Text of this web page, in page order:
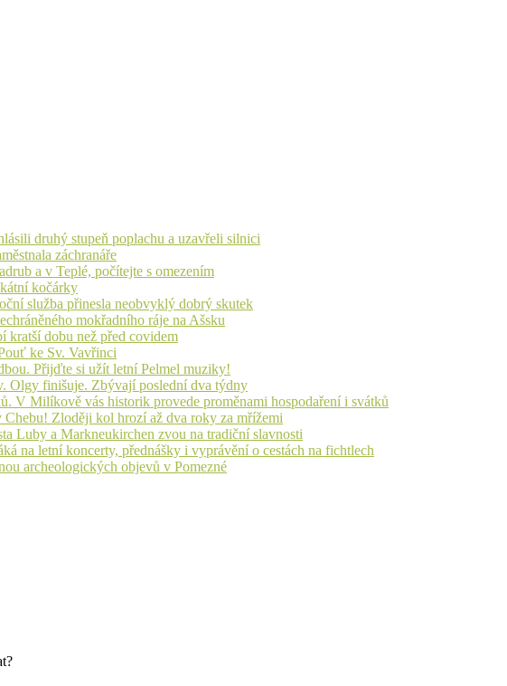
druhý stupeň poplachu a uzavřeli silnici
záchranáře
a v Teplé, počítejte s omezením
kočárky
služba přinesla neobvyklý dobrý skutek
mokřadního ráje na Ašsku
kratší dobu než před covidem
ke Sv. Vavřinci
Přijďte si užít letní Pelmel muziky!
Olgy finišuje. Zbývají poslední dva týdny
V Milíkově vás historik provede proměnami hospodaření i svátků
Zloději kol hrozí až dva roky za mřížemi
Luby a Markneukirchen zvou na tradiční slavnosti
na letní koncerty, přednášky i vyprávění o cestách na fichtlech
archeologických objevů v Pomezné